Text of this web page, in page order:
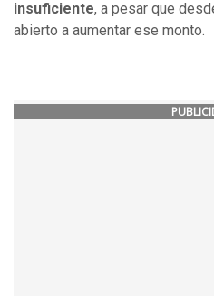
insuficiente, a pesar que
abierto a aumentar ese monto.